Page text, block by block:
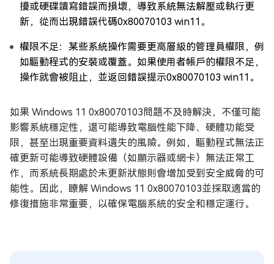
擾或硬碟讀寫錯誤而損壞，導致系統無法解壓或執行更
新，從而出現錯誤代碼0x80070103 win11。
權限不足：某些系統操作需要更高層級的管理員權限，例
如驅動程式的安裝或覆蓋。如果使用者帳戶的權限不足，
操作就會被阻止，並返回錯誤提示0x80070103 win11。
如果 Windows 11 0x80070103問題不及時解決，不僅可能
影響系統穩定性，還可能導致電腦性能下降、硬體功能受
限，甚至出現重要資料遺失的風險。例如，驅動程式無法正
確更新可能導致硬體設備（如顯示器或網卡）無法正常工
作，而系統長期處於未更新狀態則會增加受到安全威脅的可
能性。因此，瞭解 Windows 11 0x80070103並採取適當的
修復措施非常重要，以確保電腦系統的安全和穩定運行。